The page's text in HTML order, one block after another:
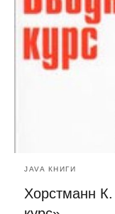
JAVA КНИГИ
Хорстманн